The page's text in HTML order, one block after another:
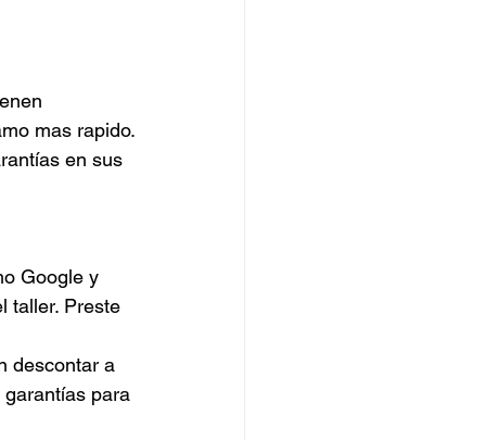
mas rapido.
en sus
Google y
taller. Preste
descontar a
para